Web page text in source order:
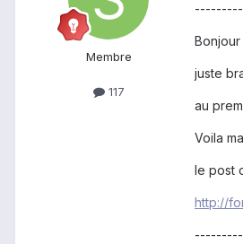
Membre
117
juste
au
Voila
le post
http://